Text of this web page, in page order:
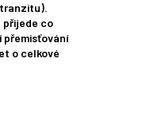
tranzitu).
přijede co
přemisťování
o celkové